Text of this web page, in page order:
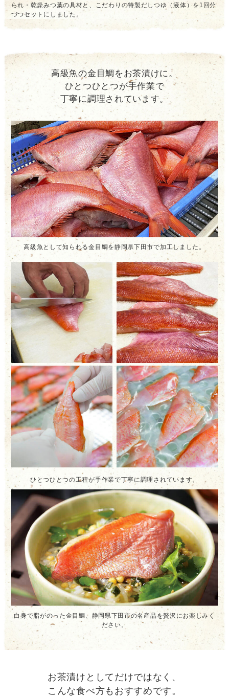
られ・乾燥みつ葉の具材と、こだわりの特製だしつゆ（液体）を1回分
づつセットにしました。
高級魚の金目鯛をお茶漬けに。
ひとつひとつが手作業で
丁寧に調理されています。
高級魚として知られる金目鯛を静岡県下田市で加工しました。
ひとつひとつの工程が手作業で丁寧に調理されています。
白身で脂がのった金目鯛、静岡県下田市の名産品を贅沢にお楽しみく
ださい。
お茶漬けとしてだけではなく、
こんな食べ方もおすすめです。